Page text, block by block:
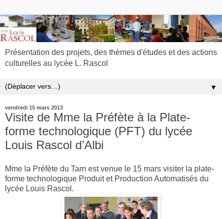
Présentation des projets, des thèmes d'études et des actions
culturelles au lycée L. Rascol
▼
vendredi 15 mars 2013
Visite de Mme la Préfète à la Plate-
forme technologique (PFT) du lycée
Louis Rascol d’Albi
Mme la Préfète du Tarn est venue le 15 mars visiter la plate-
forme technologique Produit et Production Automatisés du
lycée Louis Rascol.